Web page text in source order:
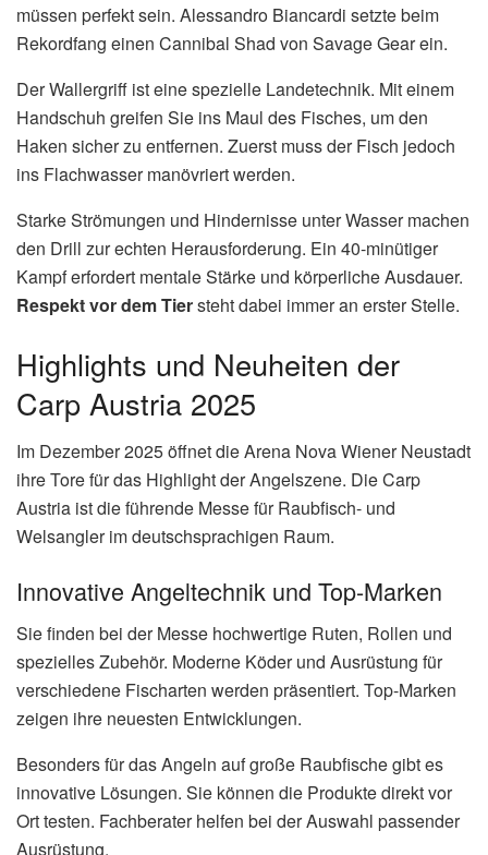
müssen perfekt sein. Alessandro Biancardi setzte beim
Rekordfang einen Cannibal Shad von Savage Gear ein.
Der Wallergriff ist eine spezielle Landetechnik. Mit einem
Handschuh greifen Sie ins Maul des Fisches, um den
Haken sicher zu entfernen. Zuerst muss der Fisch jedoch
ins Flachwasser manövriert werden.
Starke Strömungen und Hindernisse unter Wasser machen
den Drill zur echten Herausforderung. Ein 40-minütiger
Kampf erfordert mentale Stärke und körperliche Ausdauer.
Respekt vor dem Tiersteht dabei immer an erster Stelle.
Highlights und Neuheiten der
Carp Austria 2025
Im Dezember 2025 öffnet die Arena Nova Wiener Neustadt
ihre Tore für das Highlight der Angelszene. Die Carp
Austria ist die führende Messe für Raubfisch- und
Welsangler im deutschsprachigen Raum.
Innovative Angeltechnik und Top-Marken
Sie finden bei der Messe hochwertige Ruten, Rollen und
spezielles Zubehör. Moderne Köder und Ausrüstung für
verschiedene Fischarten werden präsentiert. Top-Marken
zeigen ihre neuesten Entwicklungen.
Besonders für das Angeln auf große Raubfische gibt es
innovative Lösungen. Sie können die Produkte direkt vor
Ort testen. Fachberater helfen bei der Auswahl passender
Ausrüstung.